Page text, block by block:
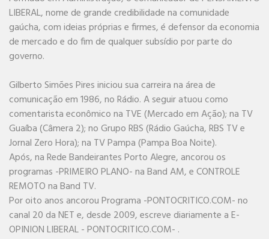
tarde, quando houver acordo, venha a dizer.
LIBERAL, nome de grande credibilidade na comunidade
gaúcha, com ideias próprias e firmes, é defensor da economia
de mercado e do fim de qualquer subsídio por parte do
governo.
Gilberto Simões Pires iniciou sua carreira na área de
comunicação em 1986, no Rádio. A seguir atuou como
comentarista econômico na TVE (Mercado em Ação); na TV
Guaíba (Câmera 2); no Grupo RBS (Rádio Gaúcha, RBS TV e
Jornal Zero Hora); na TV Pampa (Pampa Boa Noite).
Após, na Rede Bandeirantes Porto Alegre, ancorou os
programas -PRIMEIRO PLANO- na Band AM, e CONTROLE
REMOTO na Band TV.
Por oito anos ancorou Programa -PONTOCRITICO.COM- no
canal 20 da NET e, desde 2009, escreve diariamente a E-
OPINION LIBERAL - PONTOCRITICO.COM- .